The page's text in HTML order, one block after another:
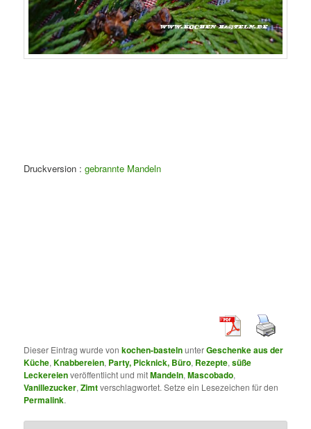
Druckversion :gebrannte Mandeln
Dieser Eintrag wurde vonkochen-bastelnunterGeschenke aus der
Küche,Knabbereien, Party, Picknick, Büro, Rezepte,süße
Leckereienveröffentlicht und mitMandeln,Mascobado,
Vanillezucker,Zimtverschlagwortet. Setze ein Lesezeichen für den
Permalink.